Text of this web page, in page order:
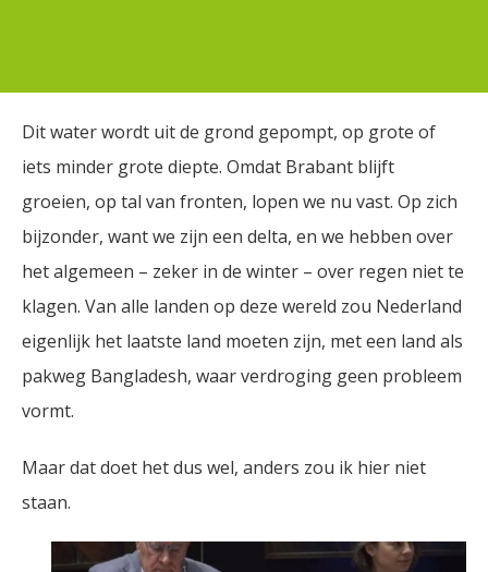
Dit water wordt uit de grond gepompt, op grote of
iets minder grote diepte. Omdat Brabant blijft
groeien, op tal van fronten, lopen we nu vast. Op zich
bijzonder, want we zijn een delta, en we hebben over
het algemeen – zeker in de winter – over regen niet te
klagen. Van alle landen op deze wereld zou Nederland
eigenlijk het laatste land moeten zijn, met een land als
pakweg Bangladesh, waar verdroging geen probleem
vormt.
Maar dat doet het dus wel, anders zou ik hier niet
staan.